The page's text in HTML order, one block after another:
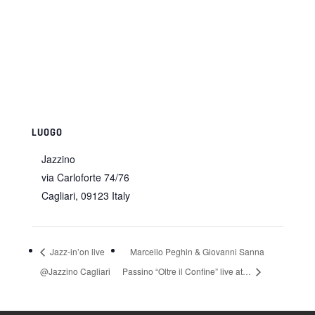
LUOGO
Jazzino
via Carloforte 74/76
Cagliari, 09123 Italy
Jazz-in’on live
@Jazzino Cagliari
Marcello Peghin & Giovanni Sanna
Passino “Oltre il Confine” live at…